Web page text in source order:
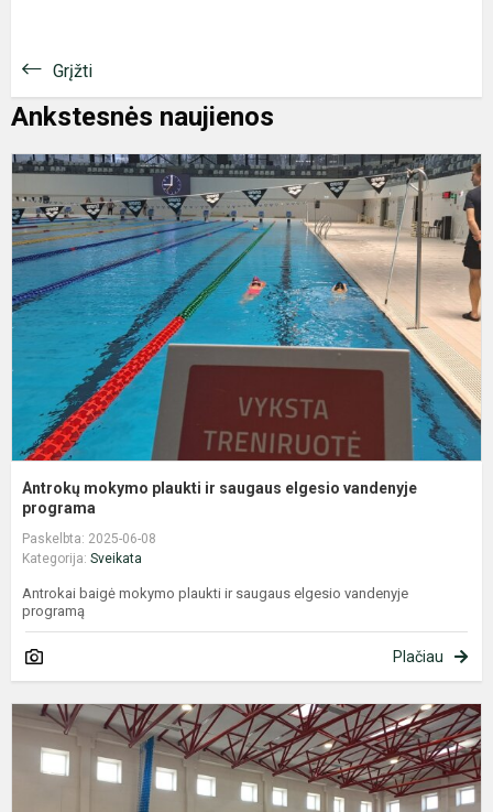
Grįžti
Ankstesnės naujienos
Antrokų mokymo plaukti ir saugaus elgesio vandenyje
programa
Paskelbta: 2025-06-08
Kategorija: Sveikata
Antrokai baigė mokymo plaukti ir saugaus elgesio vandenyje
programą
Plačiau